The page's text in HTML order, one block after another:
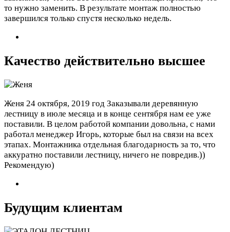
то нужно заменить. В результате монтаж полностью
завершился только спустя несколько недель.
Качество действительно высшее
Женя 24 октября, 2019 год Заказывали деревянную
лестницу в июле месяца и в конце сентября нам ее уже
поставили. В целом работой компании довольна, с нами
работал менеджер Игорь, которые был на связи на всех
этапах. Монтажника отдельная благодарность за то, что
аккуратно поставили лестницу, ничего не повредив.))
Рекомендую)
Будущим клиентам